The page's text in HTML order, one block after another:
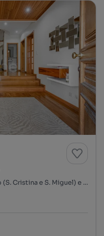
Rua Diogo Cão, St. Tirso, Couto (S. Cristina e S. Miguel) e Burgães, Santo Tirso, Porto